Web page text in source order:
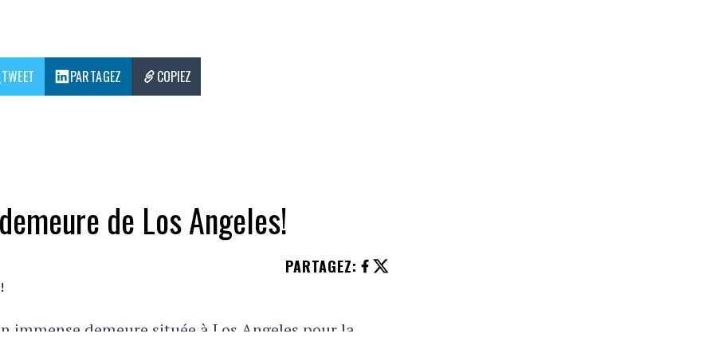
TWEET PARTAGEZ COPIEZ
de Los Angeles!
PARTAGEZ:
immense demeure située à Los Angeles pour la